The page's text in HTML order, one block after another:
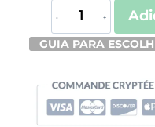
Quantidade
de
Housse
Valise
Main
GUIA PARA